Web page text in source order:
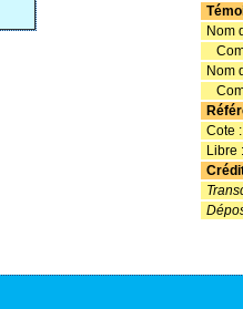
Nom
Nom
Cote
Libre